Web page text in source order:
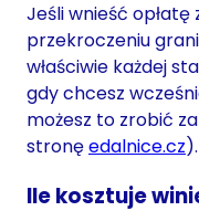
Jeśli wnieść
przekroczeniu
właściwie każdej
gdy chcesz
możesz to zrobić
stronęedalnice.cz).
Ile kosztuje